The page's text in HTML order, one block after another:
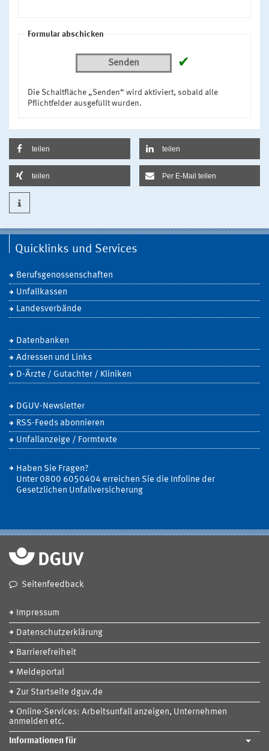
Formular abschicken
Senden ✔
Die Schaltfläche „Senden“ wird aktiviert, sobald alle
Pflichtfelder ausgefüllt wurden.
teilen teilen
teilen Per E-Mail teilen
Quicklinks und Services
Berufsgenossenschaften
Unfallkassen
Landesverbände
Datenbanken
Adressen und Links
D-Ärzte / Gutachter / Kliniken
DGUV-Newsletter
RSS-Feeds abonnieren
Unfallanzeige / Formtexte
Haben Sie Fragen?
Unter 0800 6050404 erreichen Sie die Infoline der
Gesetzlichen Unfallversicherung
Seitenfeedback
Impressum
Datenschutzerklärung
Barrierefreiheit
Meldeportal
Zur Startseite dguv.de
Online-Services: Arbeitsunfall anzeigen, Unternehmen
anmelden etc.
Informationen für